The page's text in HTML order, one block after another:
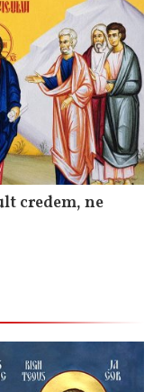
credem, ne